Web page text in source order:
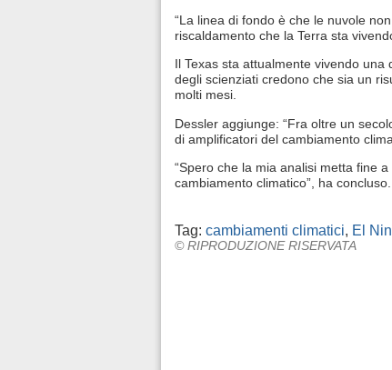
“La linea di fondo è che le nuvole
riscaldamento che la Terra sta
Il Texas sta attualmente vivendo
degli scienziati credono che sia un
molti mesi.
Dessler aggiunge: “Fra oltre un
di amplificatori del cambiamento
“Spero che la mia analisi metta fine
cambiamento climatico”, ha concluso.
Tag: cambiamenti climatici, El
© RIPRODUZIONE RISERVATA